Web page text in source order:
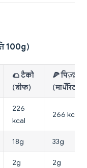
100g)
🌮 टैको
(बीफ)
🍕 पिज़्ज़ा
(मार्घेरिटा)
226
kcal
266 kcal
18g 33g
2g 2g